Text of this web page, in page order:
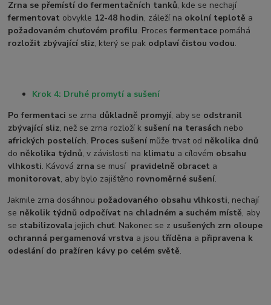
Zrna se přemístí do fermentačních tanků, kde se nechají
fermentovat obvykle 12-48 hodin, záleží na okolní teplotě a
požadovaném chuťovém profilu. Procesfermentace pomáhá
rozložit zbývající sliz, který se pak odplaví čistou vodou.
Krok 4: Druhé promytí a sušení
Po fermentaci se zrna důkladně promyjí, aby se odstranil
zbývající sliz, než se zrna rozloží k sušení na terasách nebo
afrických postelích. Proces sušení může trvat od několika dnů
do několika týdnů, v závislosti na klimatu a cílovém obsahu
vlhkosti. Kávová zrna se musí pravidelně obracet a
monitorovat, aby bylo zajištěno rovnoměrné sušení.
Jakmile zrna dosáhnou požadovaného obsahu vlhkosti, nechají
se několik týdnů odpočívat na chladném a suchém místě, aby
se stabilizovala jejich chuť. Nakonec se z usušených zrn oloupe
ochranná pergamenová vrstva a jsou tříděna a připravena k
odeslání do pražíren kávy po celém světě.